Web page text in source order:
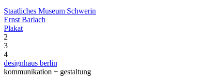
Staatliches Museum Schwerin
Ernst Barlach
Plakat
2
3
4
designhaus berlin
kommunikation + gestaltung